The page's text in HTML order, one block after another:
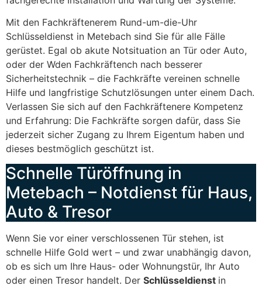
Mit den Fachkräftenerem Rund-um-die-Uhr
Schlüsseldienst in Metebach sind Sie für alle Fälle
gerüstet. Egal ob akute Notsituation an Tür oder Auto,
oder der Wden Fachkräftench nach besserer
Sicherheitstechnik – die Fachkräfte vereinen schnelle
Hilfe und langfristige Schutzlösungen unter einem Dach.
Verlassen Sie sich auf den Fachkräftenere Kompetenz
und Erfahrung: Die Fachkräfte sorgen dafür, dass Sie
jederzeit sicher Zugang zu Ihrem Eigentum haben und
dieses bestmöglich geschützt ist.
Schnelle Türöffnung in
Metebach – Notdienst für Haus,
Auto & Tresor
Wenn Sie vor einer verschlossenen Tür stehen, ist
schnelle Hilfe Gold wert – und zwar unabhängig davon,
ob es sich um Ihre Haus- oder Wohnungstür, Ihr Auto
oder einen Tresor handelt. Der Schlüsseldienst in